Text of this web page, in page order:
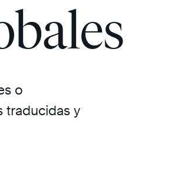
o
traducidas y